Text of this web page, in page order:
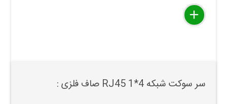
delete
remove
add
سر سوکت شبکه RJ45 1*4 صاف فلزی :